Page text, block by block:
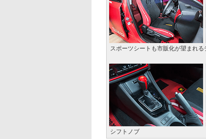
スポーツシートも市販化が望まれる
シフトノブ